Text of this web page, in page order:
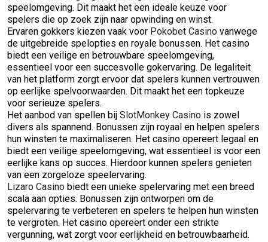
speelomgeving. Dit maakt het een ideale keuze voor
spelers die op zoek zijn naar opwinding en winst.
Ervaren gokkers kiezen vaak voor Pokobet Casino vanwege
de uitgebreide spelopties en royale bonussen. Het casino
biedt een veilige en betrouwbare speelomgeving,
essentieel voor een succesvolle gokervaring. De legaliteit
van het platform zorgt ervoor dat spelers kunnen vertrouwen
op eerlijke spelvoorwaarden. Dit maakt het een topkeuze
voor serieuze spelers.
Het aanbod van spellen bij SlotMonkey Casino is zowel
divers als spannend. Bonussen zijn royaal en helpen spelers
hun winsten te maximaliseren. Het casino opereert legaal en
biedt een veilige speelomgeving, wat essentieel is voor een
eerlijke kans op succes. Hierdoor kunnen spelers genieten
van een zorgeloze speelervaring.
Lizaro Casino biedt een unieke spelervaring met een breed
scala aan opties. Bonussen zijn ontworpen om de
spelervaring te verbeteren en spelers te helpen hun winsten
te vergroten. Het casino opereert onder een strikte
vergunning, wat zorgt voor eerlijkheid en betrouwbaarheid.